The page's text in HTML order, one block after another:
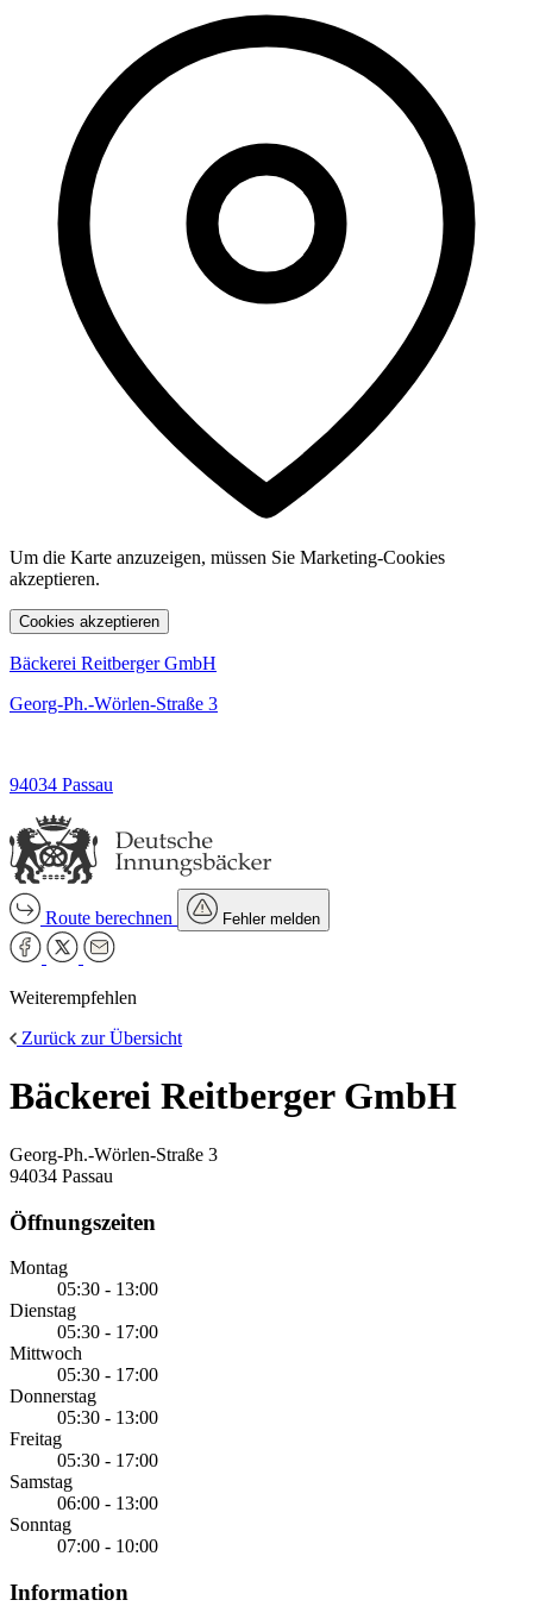
Um die Karte anzuzeigen, müssen Sie Marketing-Cookies
akzeptieren.
Cookies akzeptieren
Bäckerei Reitberger GmbH
Georg-Ph.-Wörlen-Straße 3
94034 Passau
Route berechnen Fehler melden
Weiterempfehlen
Zurück zur Übersicht
Bäckerei Reitberger GmbH
Georg-Ph.-Wörlen-Straße 3
94034 Passau
Öffnungszeiten
Montag
05:30 - 13:00
Dienstag
05:30 - 17:00
Mittwoch
05:30 - 17:00
Donnerstag
05:30 - 13:00
Freitag
05:30 - 17:00
Samstag
06:00 - 13:00
Sonntag
07:00 - 10:00
Information